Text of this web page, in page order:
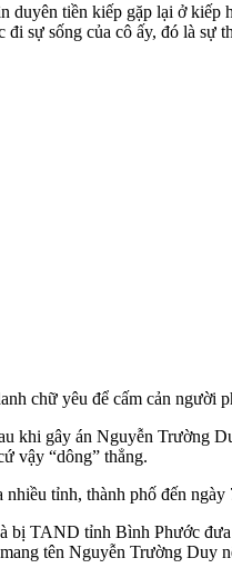
duyên tiền kiếp gặp lại ở
sự sống của cô ấy, đó là sự
chữ yêu để cấm cản người
khi gây án Nguyễn Trường
vậy “dông” thẳng.
tỉnh, thành phố đến
TAND tỉnh Bình Phước
tên Nguyễn Trường Duy